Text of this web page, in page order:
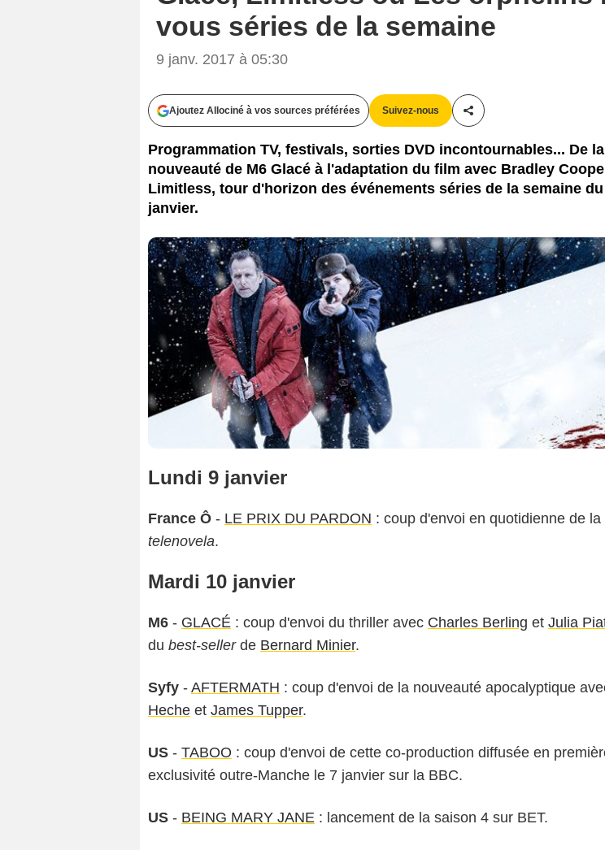
vous séries de la semaine
9 janv. 2017 à 05:30
Ajoutez Allociné à vos sources préférées Suivez-nous
Partager cet article
Programmation TV, festivals, sorties DVD incontournables... De la
nouveauté de M6 Glacé à l'adaptation du film avec Bradley
Limitless, tour d'horizon des événements séries de la semaine du
janvier.
Lundi 9 janvier
France Ô - LE PRIX DU PARDON : coup d'envoi en quotidienne de
telenovela.
Mardi 10 janvier
M6 - GLACÉ : coup d'envoi du thriller avec Charles Berling et Julia
du best-sellerde Bernard Minier.
Syfy - AFTERMATH : coup d'envoi de la nouveauté apocalyptique
Heche et James Tupper.
US - TABOO : coup d'envoi de cette co-production diffusée en
exclusivité outre-Manche le 7 janvier sur la BBC.
US - BEING MARY JANE : lancement de la saison 4 sur BET.